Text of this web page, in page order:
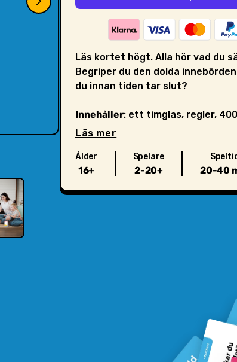
Läs kortet högt. Alla hör vad du
Begriper du den dolda
du innan tiden tar slut?
Innehåller: ett timglas, regler,
ålder 6+, spelare 2-20+, tid 20-40
Prova säga "vry ysp iss hah"
krypterade meddelandet? Om
Läs mer
Ålder
16+
Spelare
2-20+ 20-40